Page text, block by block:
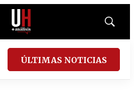
Mostrar
ÚLTIMAS NOTICIAS